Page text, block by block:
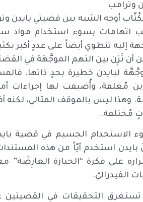
وترامب
أوجه الشبه بين قضيتي بايدن
بسوء استخدام مواد
إليه تنطوي أيضاً على عددٍ أكبر
أن تَزِن بين التهم الموجَّهَة في
لبايدن خطيرة بحدٍ ذاتها.
مُغلقة، وأُضيفت لها إجراءات
وهذا ليس بالموقف المثالي،
مُختلفة.
الاستخدام الجسيم في قضية
بايدن استخدم أيّاً من هذه
على فكرة “الحيازة العارِضَة”
الفيدراليّ.
التحقيقات في القضيتين